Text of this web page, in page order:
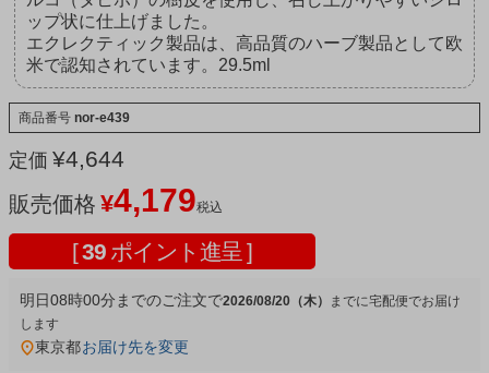
ップ状に仕上げました。
エクレクティック製品は、高品質のハーブ製品として欧
米で認知されています。29.5ml
商品番号 nor-e439
定価 ¥4,644
販売価格 ¥4,179税込
[39 ポイント進呈 ]
明日08時00分 までのご注文で2026/08/20（木） 宅配便
東京都お届け先を変更